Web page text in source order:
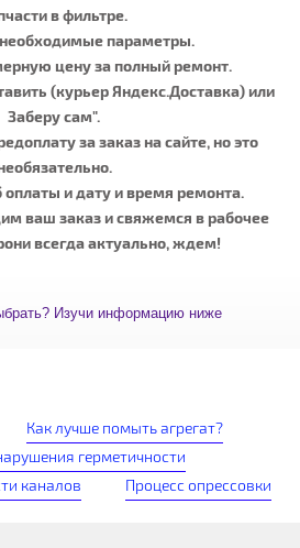
в фильтре.
параметры.
цену за полный ремонт.
(курьер Яндекс.Доставка) или
Заберу сам".
за заказ на сайте, но это
и дату и время ремонта.
ваш заказ и свяжемся в рабочее
всегда актуально, ждем!
Изучи информацию ниже
Как лучше помыть агрегат?
герметичности
каналов
Процесс опрессовки